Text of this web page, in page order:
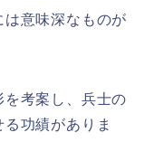
意味深なものが
考案し、兵士の
功績がありま